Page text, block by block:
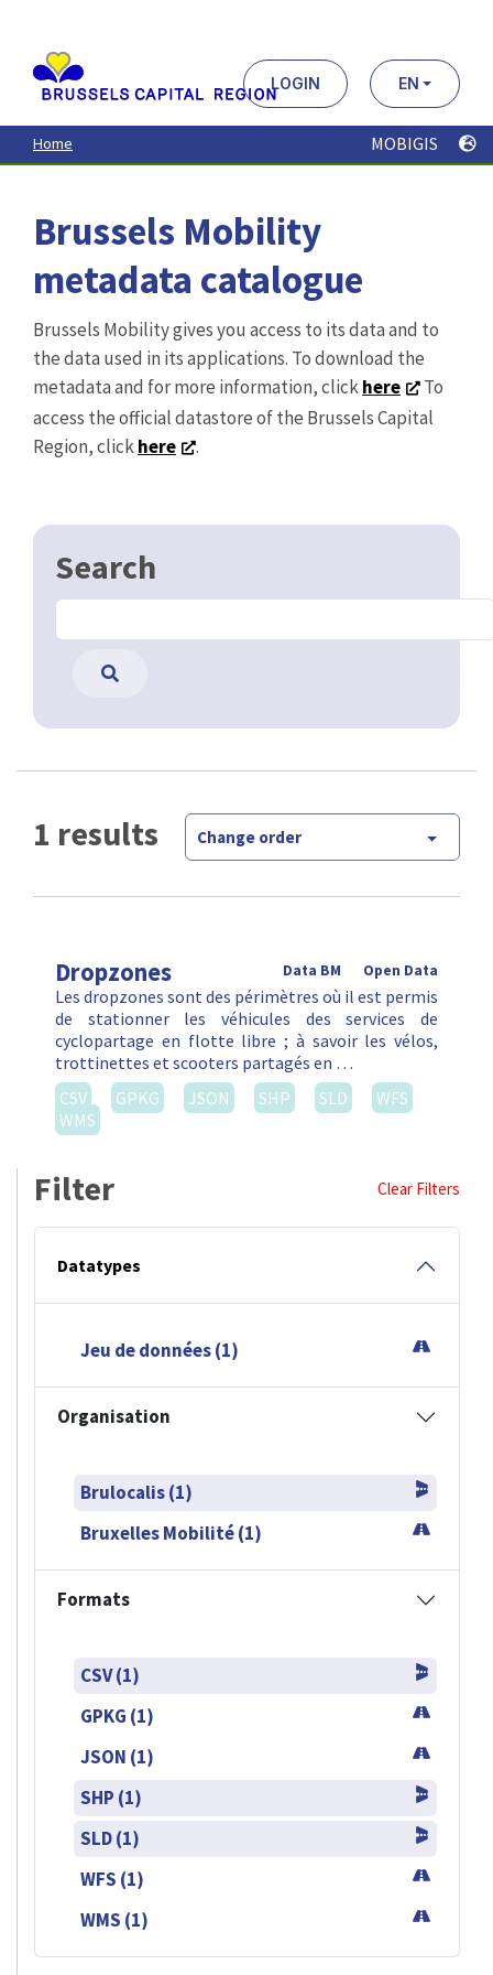
contenu
principal
LOGIN EN
Home MOBIGIS
Brussels Mobility
metadata catalogue
Brussels Mobility gives you access to its data and to
the data used in its applications. To download the
metadata and for more information, clickhere
To
access the official datastore of the Brussels Capital
Region, clickhere .
Search
1 results Change order
Dropzones Open Data
Data BM
Les dropzones sont des périmètres où il est permis
de stationner les véhicules des services de
cyclopartage en flotte libre ; à savoir les vélos,
trottinettes et scooters partagés en …
CSV
GPKG JSON SHP SLD
WFS
WMS
Filter Clear Filters
Datatypes
Jeu de données (1)
Organisation
Brulocalis (1)
Bruxelles Mobilité (1)
Formats
CSV (1)
GPKG (1)
JSON (1)
SHP (1)
SLD (1)
WFS (1)
WMS (1)